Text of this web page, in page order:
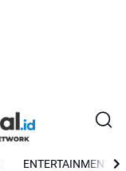
ENTERTAINMENT